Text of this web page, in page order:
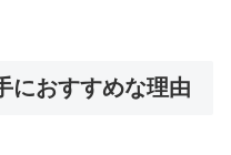
におすすめな理由